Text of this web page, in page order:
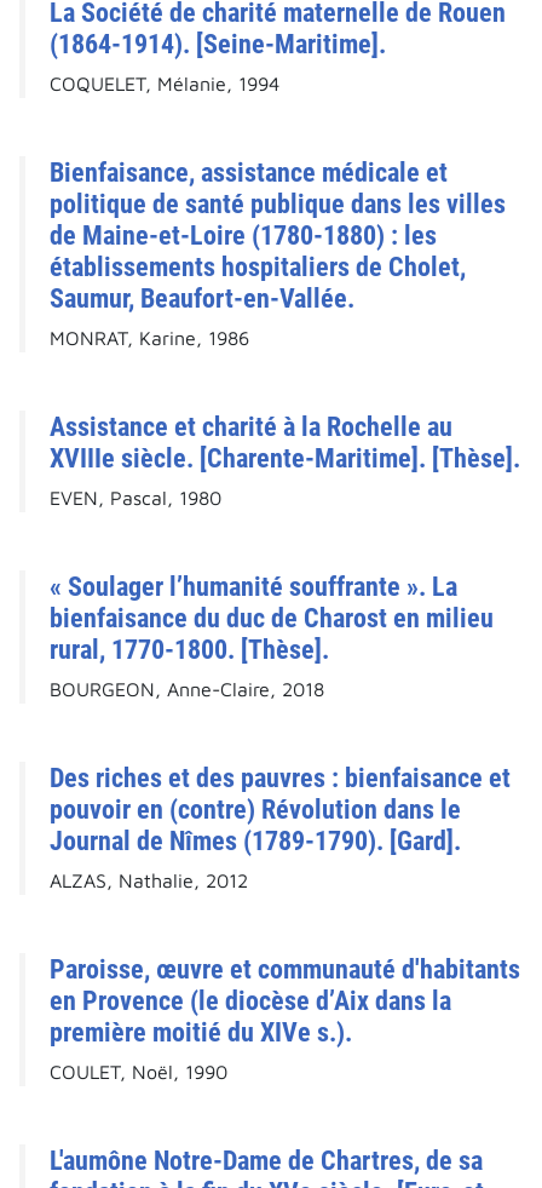
La Société de charité maternelle de Rouen
(1864-1914). [Seine-Maritime].
COQUELET, Mélanie, 1994
Bienfaisance, assistance médicale et
politique de santé publique dans les villes
de Maine-et-Loire (1780-1880) : les
établissements hospitaliers de Cholet,
Saumur, Beaufort-en-Vallée.
MONRAT, Karine, 1986
Assistance et charité à la Rochelle au
XVIIIe siècle. [Charente-Maritime]. [Thèse].
EVEN, Pascal, 1980
« Soulager l’humanité souffrante ». La
bienfaisance du duc de Charost en milieu
rural, 1770-1800. [Thèse].
BOURGEON, Anne-Claire, 2018
Des riches et des pauvres : bienfaisance et
pouvoir en (contre) Révolution dans le
Journal de Nîmes (1789-1790). [Gard].
ALZAS, Nathalie, 2012
Paroisse, œuvre et communauté d'habitants
en Provence (le diocèse d’Aix dans la
première moitié du XIVe s.).
COULET, Noël, 1990
L'aumône Notre-Dame de Chartres, de sa